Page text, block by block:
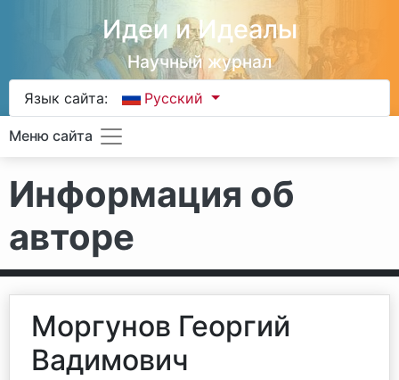
Идеи и Идеалы
Научный журнал
Язык сайта: Русский
Меню сайта
Информация об
авторе
Моргунов Георгий
Вадимович